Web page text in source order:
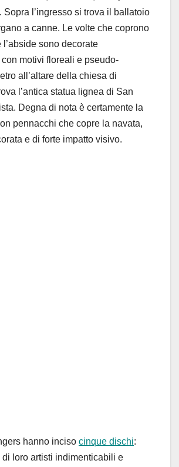
Sopra l’ingresso si trova il ballatoio
a canne. Le volte che coprono
sono decorate
motivi floreali e pseudo-
all’altare della chiesa di
l’antica statua lignea di San
Degna di nota è certamente la
pennacchi che copre la navata,
e di forte impatto visivo.
hanno inciso cinque dischi:
loro artisti indimenticabili e